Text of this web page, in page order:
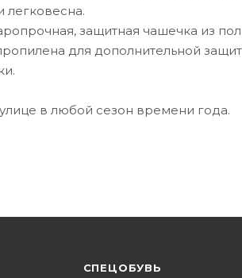
легковесна.
защитная чашечка из
для дополнительной
в любой сезон времени года.
CПЕЦОБУВЬ